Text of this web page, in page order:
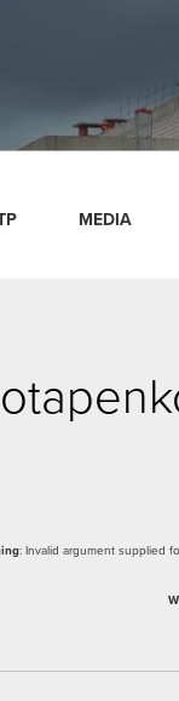
MEDIA
: Invalid argument supplied